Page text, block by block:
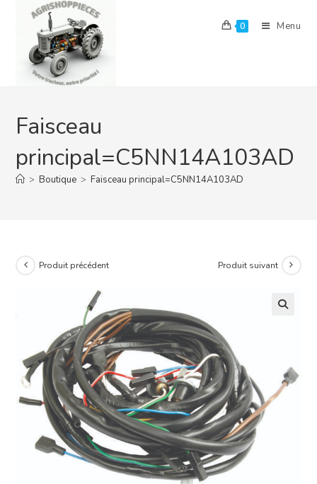
content
0 Menu
Faisceau
principal=C5NN14A103AD
> Boutique > Faisceau principal=C5NN14A103AD
Produit précédent Produit suivant